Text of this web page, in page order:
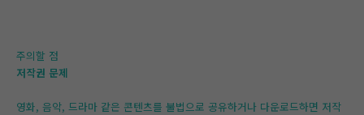
주의할 점
저작권 문제
영화, 음악, 드라마 같은 콘텐츠를 불법으로 공유하거나 다운로드하면 저작